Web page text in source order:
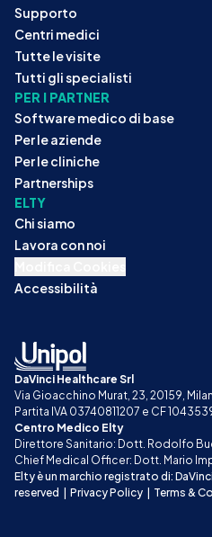
Supporto
Centri medici
Tutte le visite
Tutti gli specialisti
PER I PARTNER
Software medico di base
Per le aziende
Per le cliniche
Partnerships
ELTY
Chi siamo
Lavora con noi
Accessibilità
DaVinci Healthcare Srl
Via Gioacchino Murat, 23, 20159,
Partita IVA 03740811207 e CF
Centro Medico Elty
Direttore Sanitario: Dott. Rodolfo
Chief Medical Officer: Dott. Mario
Elty è un marchio registrato di:
reserved | Privacy Policy | Terms &